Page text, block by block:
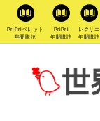
PriPriパレット
年間購読
PriPri
年間購読
レクリエ
年間購読